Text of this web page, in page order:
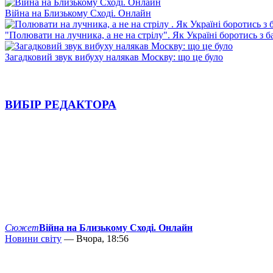
Війна на Близькому Сході. Онлайн
"Полювати на лучника, а не на стрілу". Як Україні боротись з
Загадковий звук вибуху налякав Москву: що це було
ВИБІР РЕДАКТОРА
СюжетВійна на Близькому Сході. Онлайн
Новини світу — Вчора, 18:56